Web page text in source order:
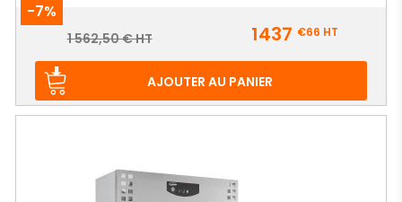
-7%
Prix
Prix
1 562,50 € HT 1437 €66 HT
AJOUTER AU PANIER